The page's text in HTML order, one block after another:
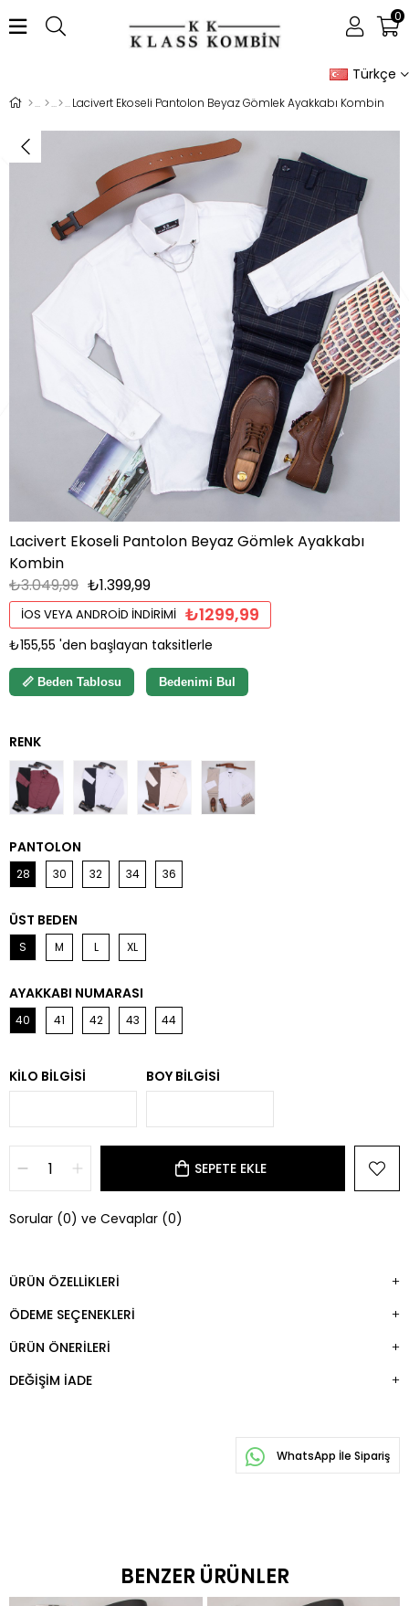
Türkçe
0
Lacivert Ekoseli Pantolon Beyaz Gömlek Ayakkabı Kombin
Lacivert Ekoseli Pantolon Beyaz Gömlek Ayakkabı
Kombin
₺3.049,99 ₺1.399,99
İOS VEYA ANDROID İNDIRIMI ₺1299,99
₺155,55 'den başlayan taksitlerle
📏 Beden Tablosu Bedenimi Bul
PANTOLON
28 30 32 34 36
ÜST BEDEN
S M L XL
AYAKKABI NUMARASI
40 41 42 43 44
KILO BILGISI BOY BILGISI
Sorular (0) ve Cevaplar (0)
ÜRÜN ÖZELLIKLERI
ÖDEME SEÇENEKLERI
ÜRÜN ÖNERILERI
DEĞIŞIM İADE
WhatsApp İle Sipariş
BENZER ÜRÜNLER